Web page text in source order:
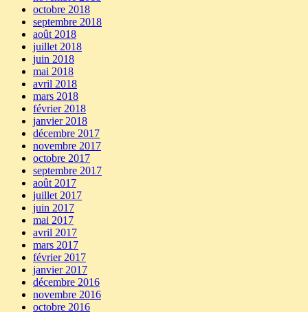
octobre 2018
septembre 2018
août 2018
juillet 2018
juin 2018
mai 2018
avril 2018
mars 2018
février 2018
janvier 2018
décembre 2017
novembre 2017
octobre 2017
septembre 2017
août 2017
juillet 2017
juin 2017
mai 2017
avril 2017
mars 2017
février 2017
janvier 2017
décembre 2016
novembre 2016
octobre 2016